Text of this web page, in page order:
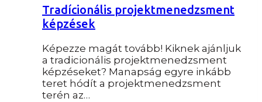
Tradícionális projektmenedzsment
képzések
Képezze magát tovább! Kiknek ajánljuk
a tradicionális projektmenedzsment
képzéseket​? Manapság egyre inkább
teret hódít a projektmenedzsment
terén az…